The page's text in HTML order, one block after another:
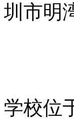
圳市明
学校位